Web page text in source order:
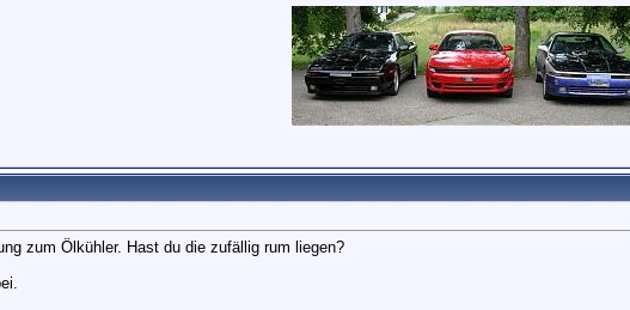
zum Ölkühler. Hast du die zufällig rum liegen?